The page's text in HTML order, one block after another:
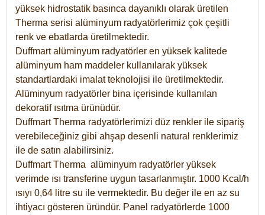
yüksek hidrostatik basınca dayanıklı olarak üretilen
Therma serisi alüminyum radyatörlerimiz çok çeşitli
renk ve ebatlarda üretilmektedir.
Duffmart alüminyum radyatörler en yüksek kalitede
alüminyum ham maddeler kullanılarak yüksek
standartlardaki imalat teknolojisi ile üretilmektedir.
Alüminyum radyatörler bina içerisinde kullanılan
dekoratif ısıtma ürünüdür.
Duffmart Therma radyatörlerimizi düz renkler ile sipariş
verebileceğiniz gibi ahşap desenli natural renklerimiz
ile de satın alabilirsiniz.
Duffmart Therma alüminyum radyatörler yüksek
verimde ısı transferine uygun tasarlanmıştır. 1000 Kcal/h
ısıyı 0,64 litre su ile vermektedir. Bu değer ile en az su
ihtiyacı gösteren üründür. Panel radyatörlerde 1000